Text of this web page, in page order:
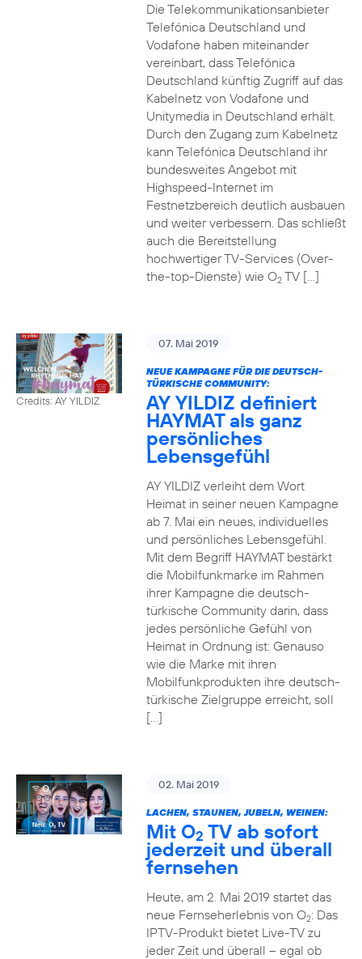
Die Telekommunikationsanbieter
Telefónica Deutschland und
Vodafone haben miteinander
vereinbart, dass Telefónica
Deutschland künftig Zugriff auf das
Kabelnetz von Vodafone und
Unitymedia in Deutschland erhält.
Durch den Zugang zum Kabelnetz
kann Telefónica Deutschland ihr
bundesweites Angebot mit
Highspeed-Internet im
Festnetzbereich deutlich ausbauen
und weiter verbessern. Das schließt
auch die Bereitstellung
hochwertiger TV-Services (Over-
the-top-Dienste) wie O2TV […]
Credits: AY YILDIZ
07. Mai 2019
NEUE KAMPAGNE FÜR DIE DEUTSCH-
TÜRKISCHE COMMUNITY:
AY YILDIZ definiert
HAYMAT als ganz
persönliches
Lebensgefühl
AY YILDIZ verleiht dem Wort
Heimat in seiner neuen Kampagne
ab 7. Mai ein neues, individuelles
und persönliches Lebensgefühl.
Mit dem Begriff HAYMAT bestärkt
die Mobilfunkmarke im Rahmen
ihrer Kampagne die deutsch-
türkische Community darin, dass
jedes persönliche Gefühl von
Heimat in Ordnung ist: Genauso
wie die Marke mit ihren
Mobilfunkprodukten ihre deutsch-
türkische Zielgruppe erreicht, soll
[…]
02. Mai 2019
LACHEN, STAUNEN, JUBELN, WEINEN:
Mit O2 TV ab sofort
jederzeit und überall
fernsehen
Heute, am 2. Mai 2019 startet das
neue Fernseherlebnis von O2: Das
IPTV-Produkt bietet Live-TV zu
jeder Zeit und überall – egal ob